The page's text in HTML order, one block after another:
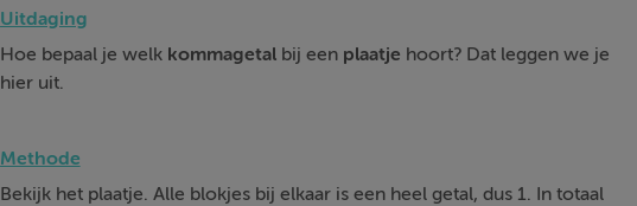
Uitdaging
Hoe bepaal je welk kommagetalbij een plaatje hoort? Dat leggen we je
hier uit.
Methode
Bekijk het plaatje. Alle blokjes bij elkaar is een heel getal, dus 1. In totaal